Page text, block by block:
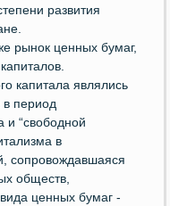
развития
рынок ценных бумаг,
капитала являлись
в период
и “свободной
в
сопровождавшаяся
обществ,
ценных бумаг -